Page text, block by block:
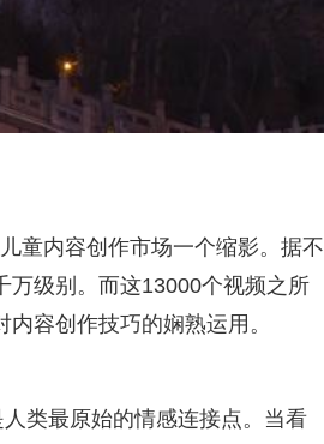
童内容创作市场一个缩影。据不
万级别。而这13000个视频之所
容创作技巧的娴熟运用。
类最原始的情感连接点。当看